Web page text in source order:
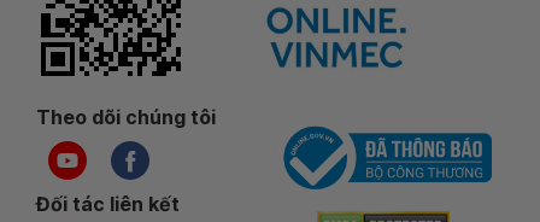
Theo dõi chúng tôi
Đối tác liên kết